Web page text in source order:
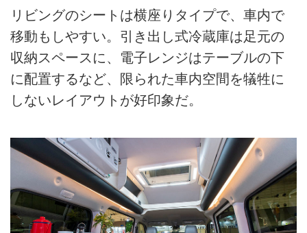
リビングのシートは横座りタイプで、車内で
移動もしやすい。引き出し式冷蔵庫は足元の
収納スペースに、電子レンジはテーブルの下
に配置するなど、限られた車内空間を犠牲に
しないレイアウトが好印象だ。